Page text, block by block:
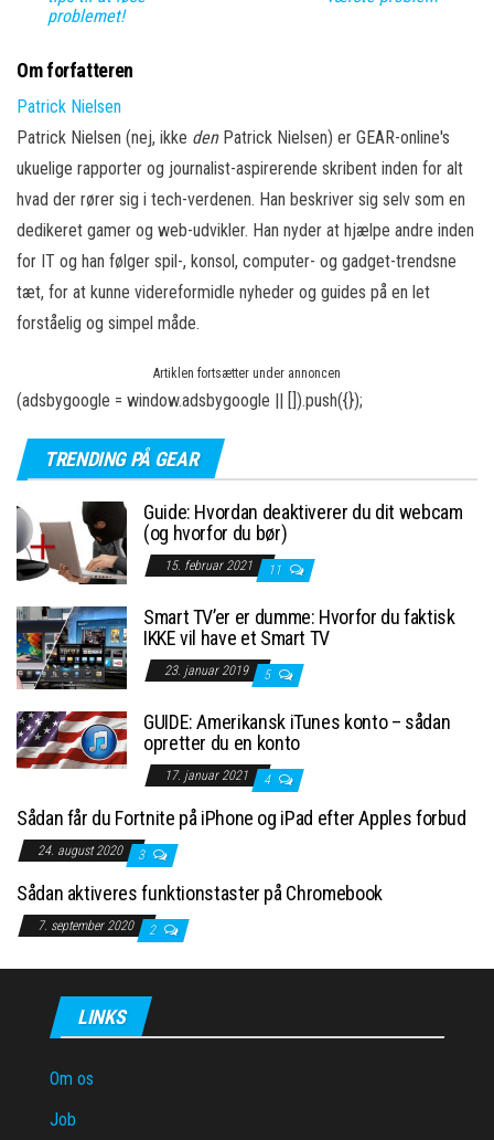
problemet!
Om forfatteren
Patrick Nielsen
Patrick Nielsen (nej, ikke denPatrick Nielsen) er GEAR-online's
ukuelige rapporter og journalist-aspirerende skribent inden for alt
hvad der rører sig i tech-verdenen. Han beskriver sig selv som en
dedikeret gamer og web-udvikler. Han nyder at hjælpe andre inden
for IT og han følger spil-, konsol, computer- og gadget-trendsne
tæt, for at kunne videreformidle nyheder og guides på en let
forståelig og simpel måde.
Artiklen fortsætter under annoncen
(adsbygoogle = window.adsbygoogle || []).push({});
TRENDING PÅ GEAR
Guide: Hvordan deaktiverer du dit webcam
(og hvorfor du bør)
15. februar 2021 11
Smart TV’er er dumme: Hvorfor du faktisk
IKKE vil have et Smart TV
23. januar 2019 5
GUIDE: Amerikansk iTunes konto – sådan
opretter du en konto
17. januar 2021 4
Sådan får du Fortnite på iPhone og iPad efter Apples forbud
24. august 2020 3
Sådan aktiveres funktionstaster på Chromebook
7. september 2020 2
LINKS
Om os
Job